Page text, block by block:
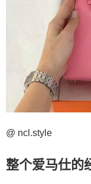
@ ncl.style
整个爱马仕的